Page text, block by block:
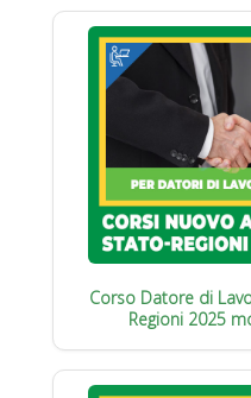
Corso Datore di
Regioni 2025